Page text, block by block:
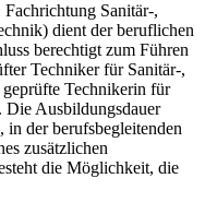
Sanitär-,
dient der beruflichen
berechtigt zum Führen
Tech­niker für Sanitär-,
Technikerin für
Ausbildungsdauer
der berufsbegleitenden
zusätzlichen
die Möglichkeit, die